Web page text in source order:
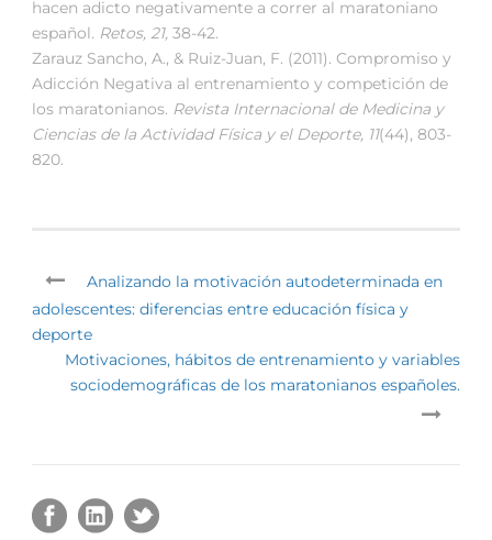
hacen adicto negativamente a correr al maratoniano
español. Retos, 21, 38-42.
Zarauz Sancho, A., & Ruiz-Juan, F. (2011). Compromiso y
Adicción Negativa al entrenamiento y competición de
los maratonianos. Revista Internacional de Medicina y
Ciencias de la Actividad Física y el Deporte, 11(44), 803-
820.
Analizando la motivación autodeterminada en
adolescentes: diferencias entre educación física y
deporte
Motivaciones, hábitos de entrenamiento y variables
sociodemográficas de los maratonianos españoles.